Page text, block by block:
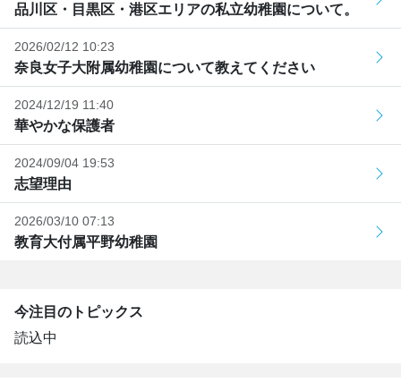
品川区・目黒区・港区エリアの私立幼稚園について。
2026/02/12 10:23
奈良女子大附属幼稚園について教えてください
2024/12/19 11:40
華やかな保護者
2024/09/04 19:53
志望理由
2026/03/10 07:13
教育大付属平野幼稚園
今注目のトピックス
読込中